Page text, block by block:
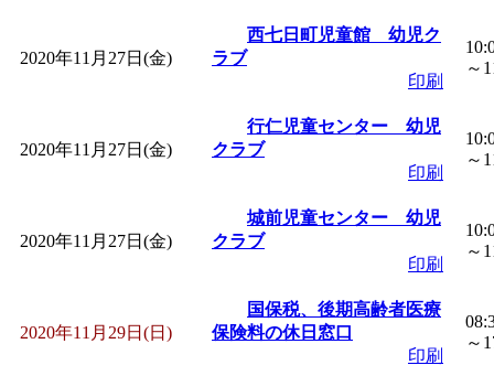
2020年11月27日(金)
西七日町児童館 幼児ク
ラブ
印刷
～
2020年11月27日(金)
行仁児童センター 幼児
クラブ
印刷
～
2020年11月27日(金)
城前児童センター 幼児
クラブ
印刷
～
2020年11月29日(日)
国保税、後期高齢者医療
保険料の休日窓口
印刷
～